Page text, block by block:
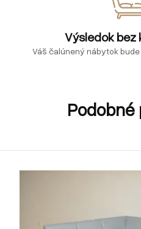
Výsledok bez
Váš čalúnený nábytok